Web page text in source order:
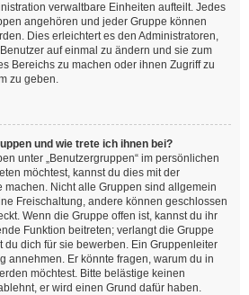
verwaltbare Einheiten aufteilt. Jedes
angehören und jeder Gruppe können
Dies erleichtert es den Administratoren,
auf einmal zu ändern und sie zum
Bereichs zu machen oder ihnen Zugriff zu
zu geben.
und wie trete ich ihnen bei?
unter „Benutzergruppen“ im persönlichen
möchtest, kannst du dies mit der
Nicht alle Gruppen sind allgemein
Freischaltung, andere können geschlossen
Wenn die Gruppe offen ist, kannst du ihr
Funktion beitreten; verlangt die Gruppe
du dich für sie bewerben. Ein Gruppenleiter
annehmen. Er könnte fragen, warum du in
möchtest. Bitte belästige keinen
er wird einen Grund dafür haben.